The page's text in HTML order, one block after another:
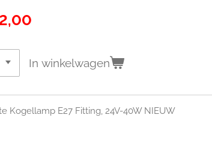
In winkelwagen
Kogellamp E27 Fitting, 24V-40W NIEUW